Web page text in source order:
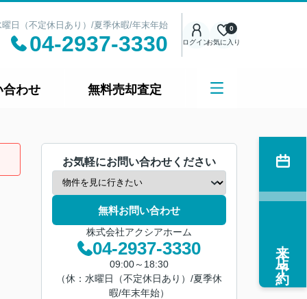
日（不定休日あり）/夏季休暇/年末年始
04-2937-3330 ログインお気に入り
0
合わせ 無料売却査定
お気軽にお問い合わせください
無料お問い合わせ
株式会社アクシアホーム
04-2937-3330
09:00～18:30
（休：水曜日（不定休日あり）/夏季休
暇/年末年始）
来店予約